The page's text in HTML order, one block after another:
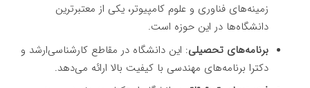
زمینه‌های فناوری و علوم کامپیوتر، یکی از معتبرترین
دانشگاه‌ها در این حوزه است.
برنامه‌های تحصیلی: این دانشگاه در مقاطع کارشناسی‌ارشد و
دکترا برنامه‌های مهندسی با کیفیت بالا ارائه می‌دهد.